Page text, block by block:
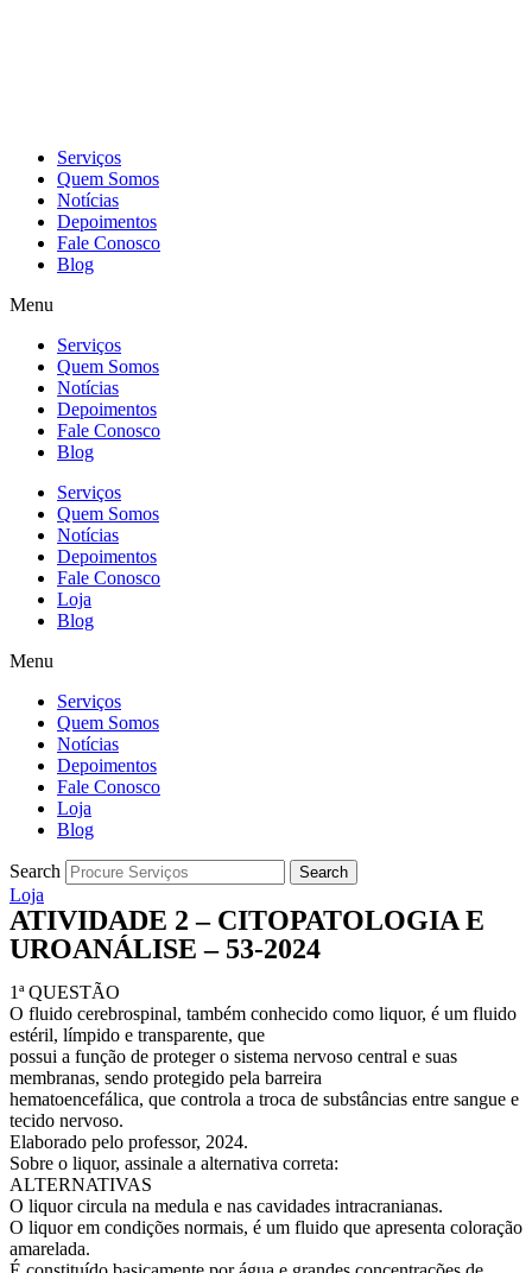
Serviços
Quem Somos
Notícias
Depoimentos
Fale Conosco
Blog
Menu
Serviços
Quem Somos
Notícias
Depoimentos
Fale Conosco
Blog
Serviços
Quem Somos
Notícias
Depoimentos
Fale Conosco
Loja
Blog
Menu
Serviços
Quem Somos
Notícias
Depoimentos
Fale Conosco
Loja
Blog
Search Search
Loja
ATIVIDADE 2 – CITOPATOLOGIA E
UROANÁLISE – 53-2024
1ª QUESTÃO
O fluido cerebrospinal, também conhecido como liquor, é um fluido
estéril, límpido e transparente, que
possui a função de proteger o sistema nervoso central e suas
membranas, sendo protegido pela barreira
hematoencefálica, que controla a troca de substâncias entre sangue e
tecido nervoso.
Elaborado pelo professor, 2024.
Sobre o liquor, assinale a alternativa correta:
ALTERNATIVAS
O liquor circula na medula e nas cavidades intracranianas.
O liquor em condições normais, é um fluido que apresenta coloração
amarelada.